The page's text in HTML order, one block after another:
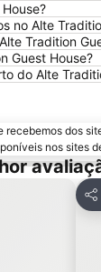
no Alte
Tradition
Guest House?
do Alte
recebemos dos
nos sites